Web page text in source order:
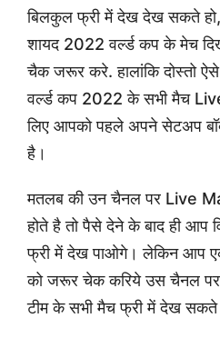
बिलकुल फ्री में देख देख सकते
शायद 2022 वर्ल्ड कप के मेच
चैक जरूर करे. हालांकि दोस्तो
वर्ल्ड कप 2022 के सभी मैच
लिए आपको पहले अपने सेटअप
है।
मतलब की उन चैनल पर Live
होते है तो पैसे देने के बाद ही आप
फ्री में देख पाओगे। लेकिन आप एक
को जरूर चेक करिये उस चैनल
टीम के सभी मैच फ्री में देख सकते